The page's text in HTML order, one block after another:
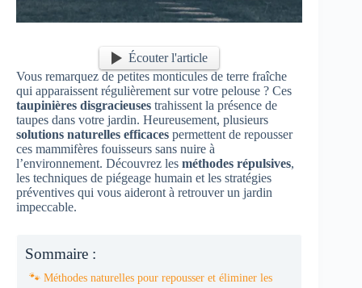
Écouter l'article
Vous remarquez de petites monticules de terre fraîche
qui apparaissent régulièrement sur votre pelouse ? Ces
taupinières disgracieuses trahissent la présence de
taupes dans votre jardin. Heureusement, plusieurs
solutions naturelles efficaces permettent de repousser
ces mammifères fouisseurs sans nuire à
l’environnement. Découvrez les méthodes répulsives,
les techniques de piégeage humain et les stratégies
préventives qui vous aideront à retrouver un jardin
impeccable.
Sommaire :
🐾 Méthodes naturelles pour repousser et éliminer les